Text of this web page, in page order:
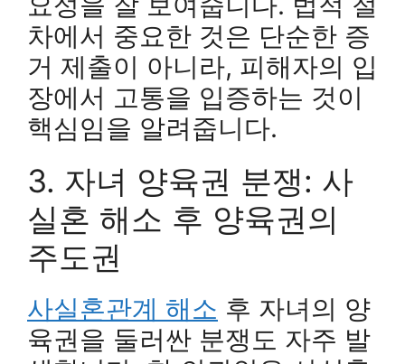
차에서 중요한 것은 단순한 증
거 제출이 아니라, 피해자의 입
장에서 고통을 입증하는 것이
핵심임을 알려줍니다.
3. 자녀 양육권 분쟁: 사
실혼 해소 후 양육권의
주도권
사실혼관계 해소 후 자녀의 양
육권을 둘러싼 분쟁도 자주 발